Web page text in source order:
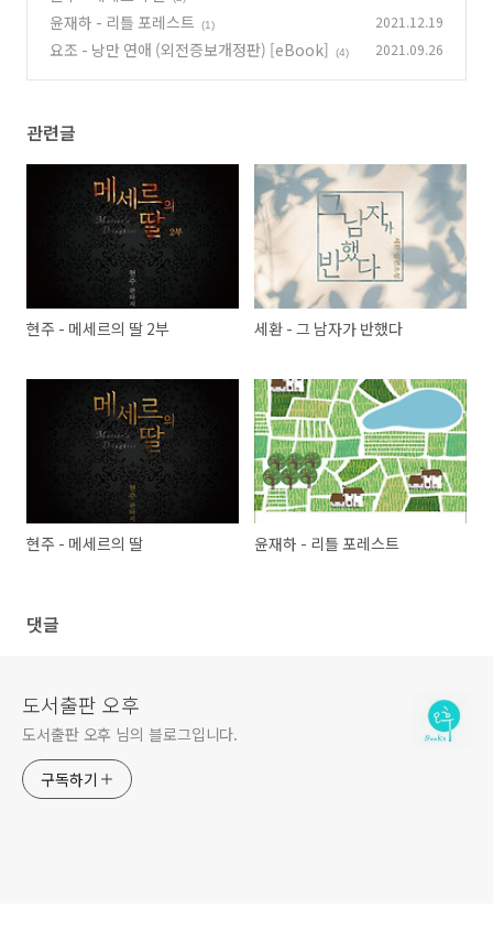
윤재하 - 리틀 포레스트 (1) 2021.12.19
요조 - 낭만 연애 (외전증보개정판) [eBook] (4) 2021.09.26
관련글
현주 - 메세르의 딸 2부 세환 - 그 남자가 반했다
현주 - 메세르의 딸 윤재하 - 리틀 포레스트
댓글
도서출판 오후
도서출판 오후 님의 블로그입니다.
구독하기